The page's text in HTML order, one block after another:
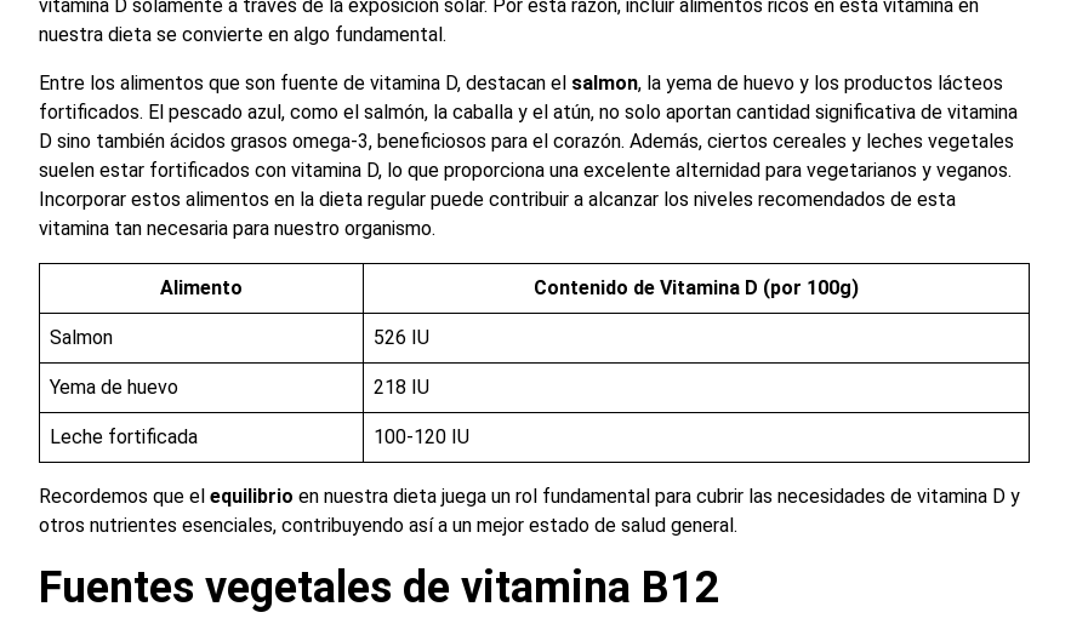
vitamina D solamente a través de la exposición solar. Por esta razón, incluir alimentos ricos en esta vitamina en
nuestra dieta se convierte en algo fundamental.
Entre los alimentos que son fuente de vitamina D, destacan el salmon, la yema de huevo y los productos lácteos
fortificados. El pescado azul, como el salmón, la caballa y el atún, no solo aportan cantidad significativa de vitamina
D sino también ácidos grasos omega-3, beneficiosos para el corazón. Además, ciertos cereales y leches vegetales
suelen estar fortificados con vitamina D, lo que proporciona una excelente alternidad para vegetarianos y veganos.
Incorporar estos alimentos en la dieta regular puede contribuir a alcanzar los niveles recomendados de esta
vitamina tan necesaria para nuestro organismo.
Alimento Contenido de Vitamina D (por 100g)
Salmon 526 IU
Yema de huevo 218 IU
Leche fortificada 100-120 IU
Recordemos que el equilibrio en nuestra dieta juega un rol fundamental para cubrir las necesidades de vitamina D y
otros nutrientes esenciales, contribuyendo así a un mejor estado de salud general.
Fuentes vegetales de vitamina B12